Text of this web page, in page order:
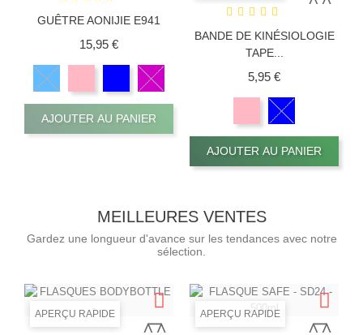
GUÊTRE AONIJIE E941
15,95 €Prix
AJOUTER AU PANIER
BANDE DE KINÉSIOLOGIE
TAPE...
5,95 €Prix
AJOUTER AU PANIER
MEILLEURES VENTES
Gardez une longueur d'avance sur les tendances avec notre
sélection.
APERÇU RAPIDE APERÇU RAPIDE